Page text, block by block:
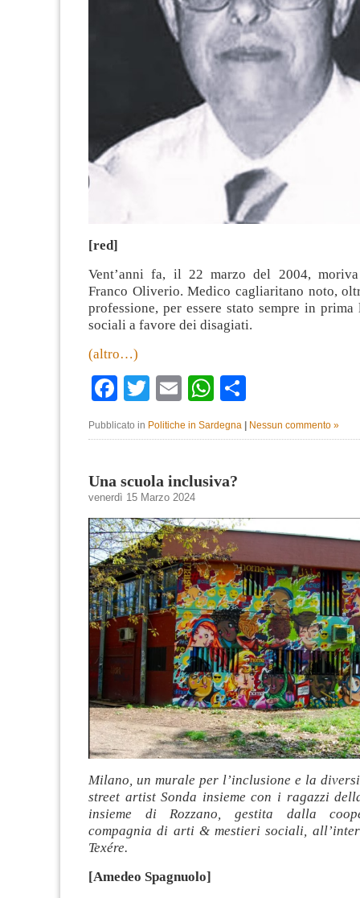
[red]
Vent’anni fa, il 22 marzo del 2004,
Franco Oliverio. Medico cagliaritano noto,
professione, per essere stato sempre in
sociali a favore dei disagiati.
(altro…)
Facebook
TwitterEmailWhatsApp
Pubblicato in Politiche in Sardegna Nessun commento »
Una scuola inclusiva?
venerdì 15 Marzo 2024
Milano, un murale per l’inclusione e la
street artist Sonda insieme con i ragazzi
insieme di Rozzano, gestita dalla
compagnia di arti & mestieri sociali,
Texére.
[Amedeo Spagnuolo]